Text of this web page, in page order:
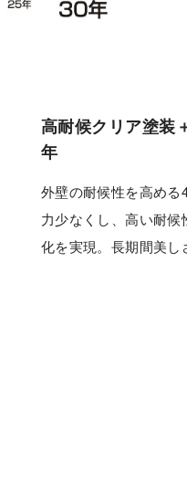
高耐候クリア塗装
年
外壁の耐候性を高め
力少なくし、高い耐
化を実現。長期間美し